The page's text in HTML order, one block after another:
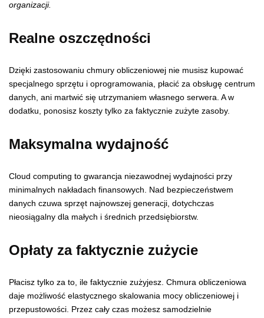
organizacji.
Realne oszczędności
Dzięki zastosowaniu chmury obliczeniowej nie musisz kupować
specjalnego sprzętu i oprogramowania, płacić za obsługę centrum
danych, ani martwić się utrzymaniem własnego serwera. A w
dodatku, ponosisz koszty tylko za faktycznie zużyte zasoby.
Maksymalna wydajność
Cloud computing to gwarancja niezawodnej wydajności przy
minimalnych nakładach finansowych. Nad bezpieczeństwem
danych czuwa sprzęt najnowszej generacji, dotychczas
nieosiągalny dla małych i średnich przedsiębiorstw.
Opłaty za faktycznie zużycie
Płacisz tylko za to, ile faktycznie zużyjesz. Chmura obliczeniowa
daje możliwość elastycznego skalowania mocy obliczeniowej i
przepustowości. Przez cały czas możesz samodzielnie